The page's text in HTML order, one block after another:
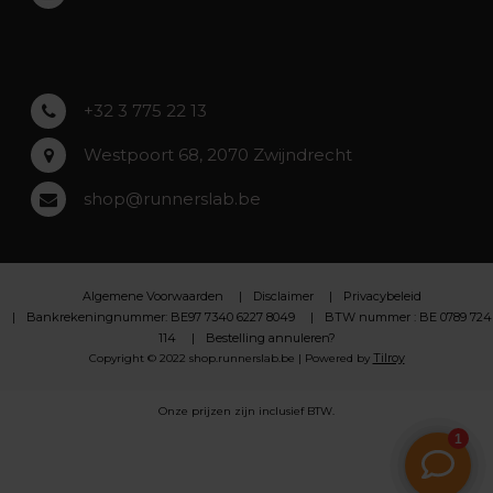
Asse
+32 3 775 22 13
Westpoort 68, 2070 Zwijndrecht
shop@runnerslab.be
Algemene Voorwaarden Disclaimer
Privacybeleid
Bankrekeningnummer: BE97 7340 6227 8049
BTW nummer : BE 0789 724
114
Bestelling annuleren?
Copyright © 2022 shop.runnerslab.be | Powered by Tilroy
Onze prijzen zijn inclusief BTW.